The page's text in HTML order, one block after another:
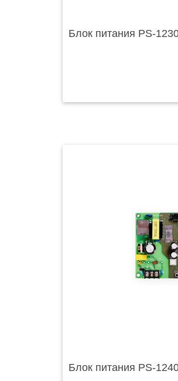
Блок питания PS-
Блок питания PS-